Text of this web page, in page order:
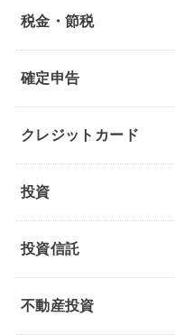
税金・節税
確定申告
クレジットカード
投資
投資信託
不動産投資